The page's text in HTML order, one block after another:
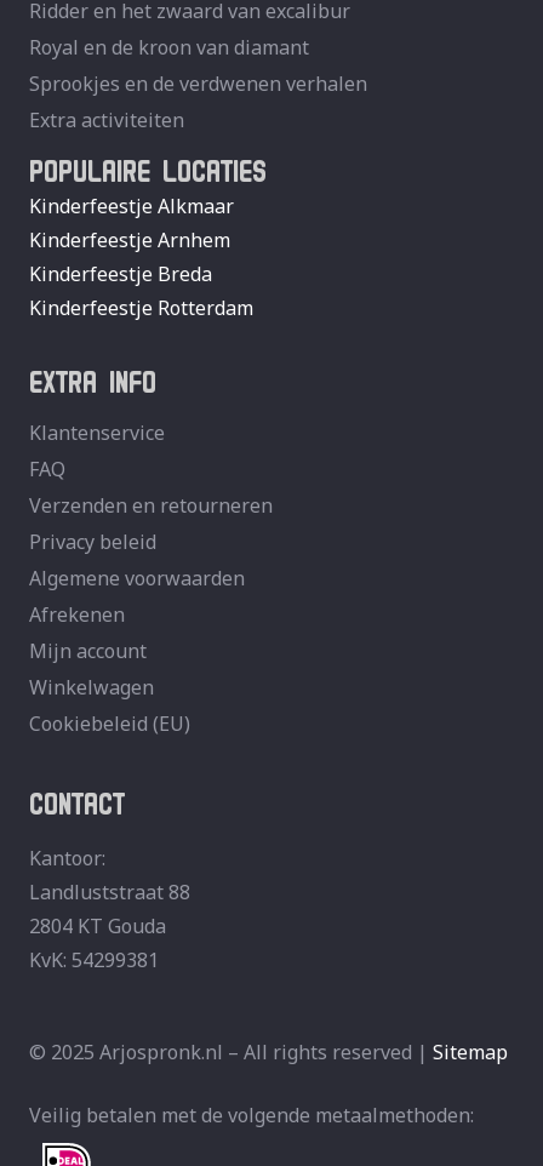
Ridder en het zwaard van excalibur
Royal en de kroon van diamant
Sprookjes en de verdwenen verhalen
Extra activiteiten
POPULAIRE LOCATIES
Kinderfeestje Alkmaar
Kinderfeestje Arnhem
Kinderfeestje Breda
Kinderfeestje Rotterdam
EXTRA INFO
Klantenservice
FAQ
Verzenden en retourneren
Privacy beleid
Algemene voorwaarden
Afrekenen
Mijn account
Winkelwagen
Cookiebeleid (EU)
CONTACT
Kantoor:
Landluststraat 88
2804 KT Gouda
KvK: 54299381
© 2025 Arjospronk.nl – All rights reserved | Sitemap
Veilig betalen met de volgende metaalmethoden: